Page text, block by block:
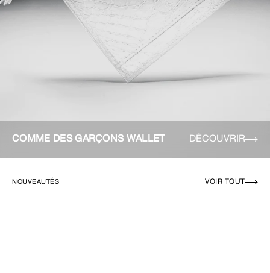
COMME DES GARÇONS WALLET DÉCOUVRIR
NOUVEAUTÉS VOIR TOUT